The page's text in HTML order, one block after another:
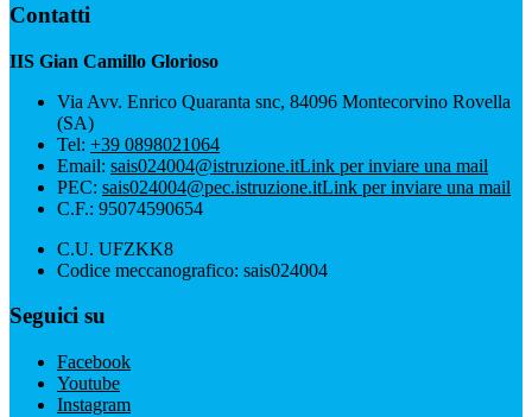
Contatti
IIS Gian Camillo Glorioso
Via Avv. Enrico Quaranta snc, 84096 Montecorvino Rovella
(SA)
Tel: +39 0898021064
Email: sais024004@istruzione.itLink per inviare una mail
PEC: sais024004@pec.istruzione.itLink per inviare una mail
C.F.: 95074590654
C.U. UFZKK8
Codice meccanografico: sais024004
Seguici su
Facebook
Youtube
Instagram